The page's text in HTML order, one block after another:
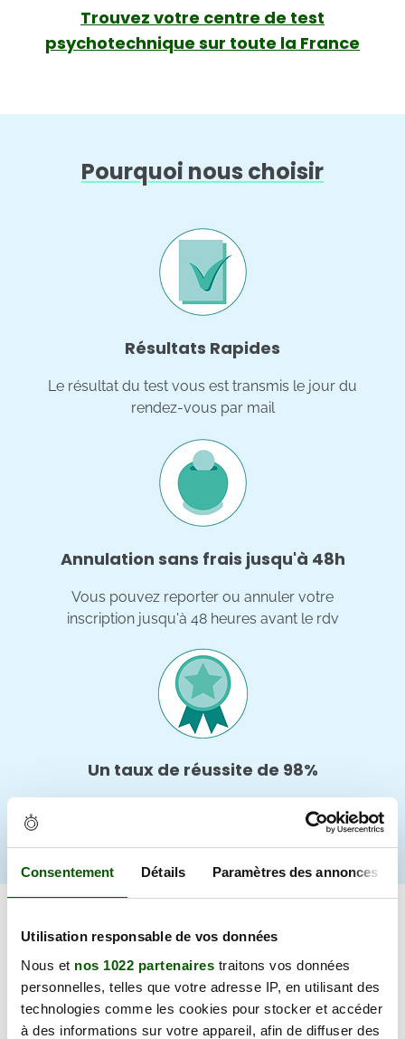
Consentement Détails Paramètres des annonces
Utilisation responsable de vos données
Nous et nos 1022 partenaires traitons vos données
personnelles, telles que votre adresse IP, en utilisant des
technologies comme les cookies pour stocker et accéder
à des informations sur votre appareil, afin de diffuser des
Trouvez votre centre de test
psychotechnique sur toute la France
Pourquoi nous choisir
Résultats Rapides
Le résultat du test vous est transmis le jour du
rendez-vous par mail
Annulation sans frais jusqu'à 48h
Vous pouvez reporter ou annuler votre
inscription jusqu'à 48 heures avant le rdv
Un taux de réussite de 98%
Restez tout de même concentré et attentif
Permis B invalidé ou annulé
Effectuez un test psychotechnique
Présentez-vous à la visite médicale muni des
résultats du test psychotechnique et de vos